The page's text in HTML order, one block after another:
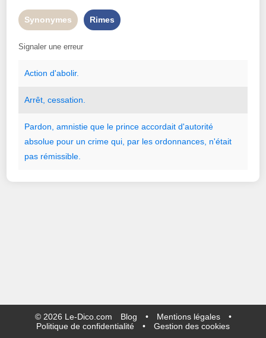
Synonymes Rimes
Signaler une erreur
Action d'abolir.
Arrêt ,cessation.
Pardon ,amnistie que le prince accordait d'autorité
absolue pour un crime qui par les ordonnances n'était
pas rémissible.
© 2026 Le-Dico.com Blog • Mentions légales
•
Politique de confidentialité
• Gestion des cookies